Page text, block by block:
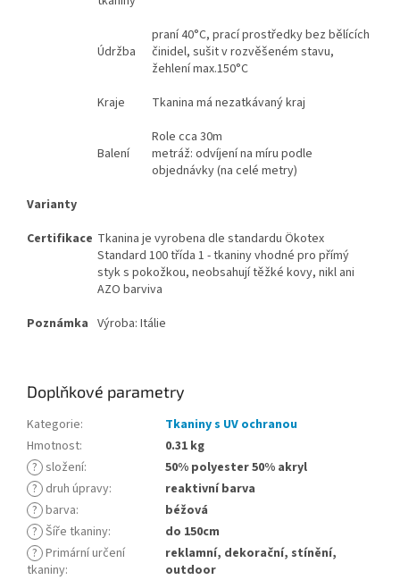
Údržba
praní 40°C, prací prostředky bez bělících
činidel, sušit v rozvěšeném stavu,
žehlení max.150°C
Kraje
Tkanina má nezatkávaný kraj
Balení
Role cca 30m
metráž: odvíjení na míru podle
objednávky (na celé metry)
Varianty
Certifikace Tkanina je vyrobena dle standardu Ökotex
Standard 100 třída 1 - tkaniny vhodné pro přímý
styk s pokožkou, neobsahují těžké kovy, nikl ani
AZO barviva
Poznámka Výroba: Itálie
Doplňkové parametry
Kategorie:
Tkaniny s UV ochranou
Hmotnost:
0.31 kg
? složení:
50% polyester 50% akryl
? druh úpravy:
reaktivní barva
? barva:
béžová
? Šíře tkaniny:
do 150cm
? Primární určení
tkaniny:
reklamní, dekorační, stínění,
outdoor